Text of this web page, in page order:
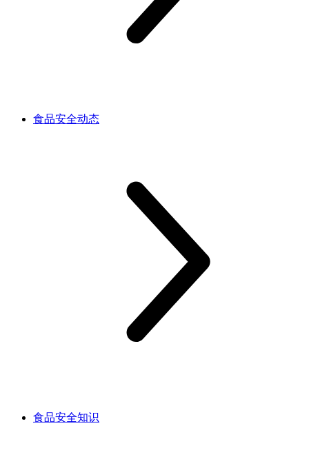
食品安全动态
食品安全知识